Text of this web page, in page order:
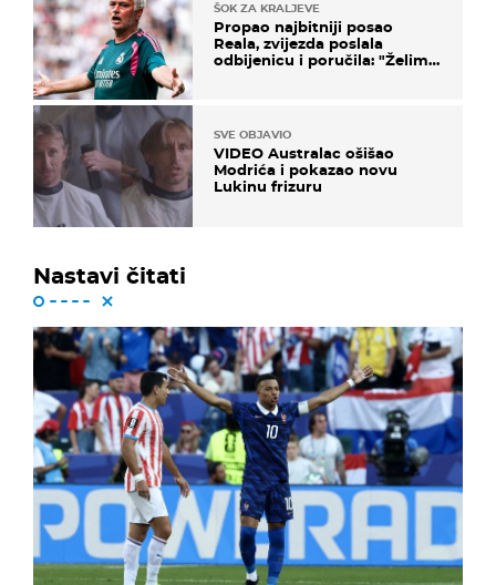
ŠOK ZA KRALJEVE
Propao najbitniji posao
Reala, zvijezda poslala
odbijenicu i poručila: "Želim
SVE OBJAVIO
VIDEO Australac ošišao
Modrića i pokazao novu
Lukinu frizuru
Nastavi čitati